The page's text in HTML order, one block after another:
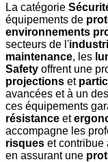
La catégorie
équipements de
environnements
secteurs de l'
maintenance, les
Safety offrent une
projections et
avancées et à un
ces équipements
résistance et
accompagne les
risques et contribue
en assurant une